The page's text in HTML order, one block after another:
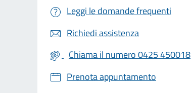
Leggi le domande frequenti
Richiedi assistenza
Chiama il numero 0425 450018
Prenota appuntamento